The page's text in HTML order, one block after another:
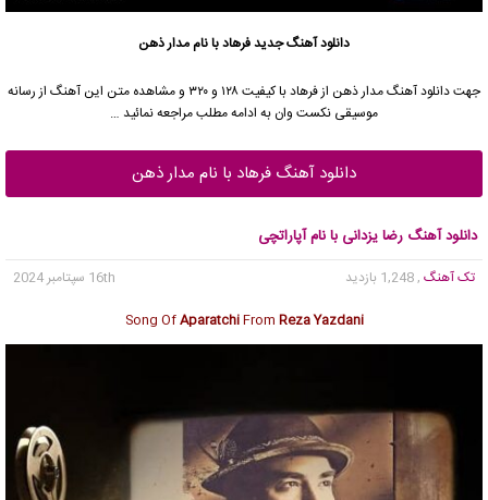
دانلود آهنگ جدیدفرهاد با نام مدار ذهن
جهت دانلود آهنگ مدار ذهن از فرهاد با کیفیت ۱۲۸ و ۳۲۰ و مشاهده متن این آهنگ از رسانه
موسیقی نکست وان به ادامه مطلب مراجعه نمائید …
دانلود آهنگ فرهاد با نام مدار ذهن
دانلود آهنگ رضا یزدانی با نام آپاراتچی
تک آهنگ , 1,248 بازدید
16th سپتامبر 2024
Song OfAparatchiFrom Reza Yazdani